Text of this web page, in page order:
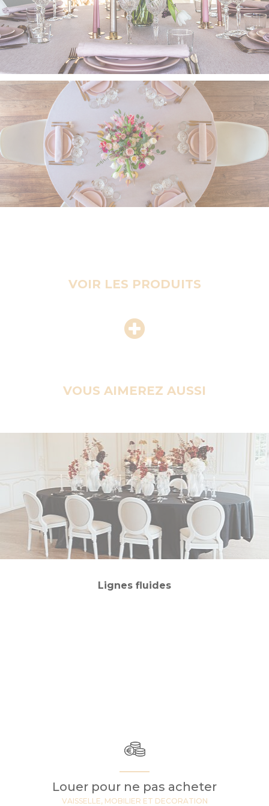
VOIR LES PRODUITS
VOUS AIMEREZ AUSSI
Lignes fluides
Louer pour ne pas acheter
VAISSELLE, MOBILIER ET DECORATION